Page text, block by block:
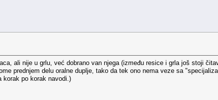
ali nije u grlu, već dobrano van njega (između resice i grla još stoji
prednjem delu oralne duplje, tako da tek ono nema veze sa
korak po korak navodi.)